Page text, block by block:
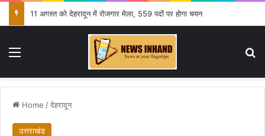
11 अगस्त को देहरादून में रोजगार मेला, 559 पदों पर होगा चयन
Menu
Home /देहरादून
उत्तराखंड